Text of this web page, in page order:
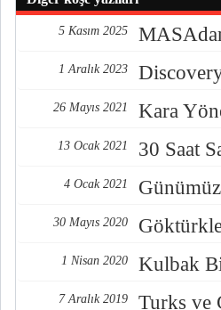
5 Kasım 2025
1 Aralık 2023
26 Mayıs 2021 Kara
13 Ocak 2021 30 Saat
4 Ocak 2021
30 Mayıs 2020
1 Nisan 2020 Kulbak
7 Aralık 2019 Turks ve